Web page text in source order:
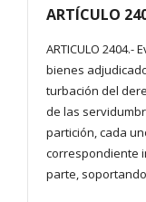
ARTÍCULO
ARTICULO 2404.-
bienes
turbación del
de las
partición, cada
correspondiente
parte,